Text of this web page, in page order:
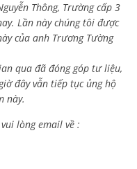
Thông, Trường cấp 3
Lần này chúng tôi được
của anh Trương Tường
qua đã đóng góp tư liệu,
đây vẫn tiếp tục ủng hộ
này.
lòng email về :